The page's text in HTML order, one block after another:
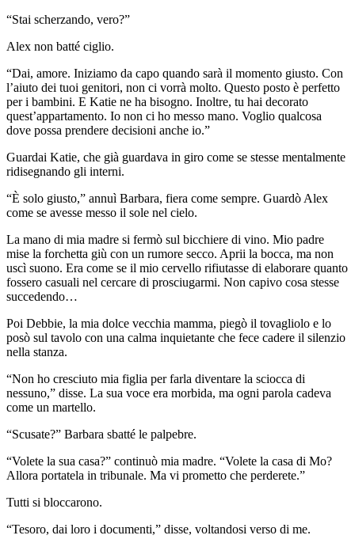
“Stai scherzando, vero?”
Alex non batté ciglio.
“Dai, amore. Iniziamo da capo quando sarà il momento giusto. Con
l’aiuto dei tuoi genitori, non ci vorrà molto. Questo posto è perfetto
per i bambini. E Katie ne ha bisogno. Inoltre, tu hai decorato
quest’appartamento. Io non ci ho messo mano. Voglio qualcosa
dove possa prendere decisioni anche io.”
Guardai Katie, che già guardava in giro come se stesse mentalmente
ridisegnando gli interni.
“È solo giusto,” annuì Barbara, fiera come sempre. Guardò Alex
come se avesse messo il sole nel cielo.
La mano di mia madre si fermò sul bicchiere di vino. Mio padre
mise la forchetta giù con un rumore secco. Aprii la bocca, ma non
uscì suono. Era come se il mio cervello rifiutasse di elaborare quanto
fossero casuali nel cercare di prosciugarmi. Non capivo cosa stesse
succedendo…
Poi Debbie, la mia dolce vecchia mamma, piegò il tovagliolo e lo
posò sul tavolo con una calma inquietante che fece cadere il silenzio
nella stanza.
“Non ho cresciuto mia figlia per farla diventare la sciocca di
nessuno,” disse. La sua voce era morbida, ma ogni parola cadeva
come un martello.
“Scusate?” Barbara sbatté le palpebre.
“Volete la sua casa?” continuò mia madre. “Volete la casa di Mo?
Allora portatela in tribunale. Ma vi prometto che perderete.”
Tutti si bloccarono.
“Tesoro, dai loro i documenti,” disse, voltandosi verso di me.